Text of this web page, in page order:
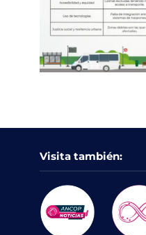
Visita también: